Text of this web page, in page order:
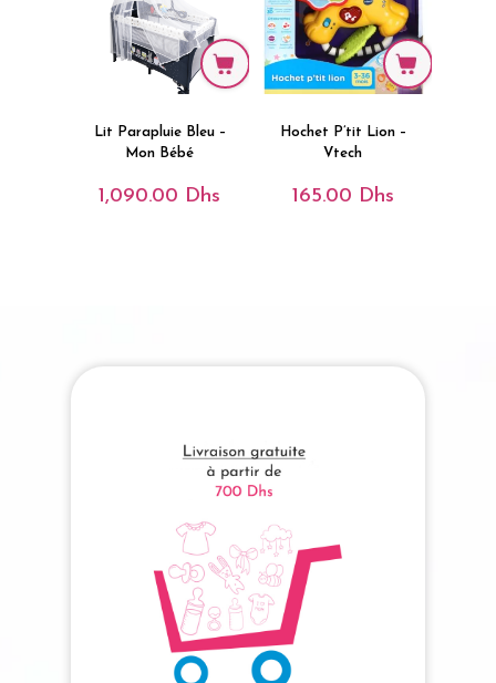
Lit Parapluie Bleu –
Mon Bébé
1,090.00 Dhs
Hochet P’tit Lion –
Vtech
165.00 Dhs